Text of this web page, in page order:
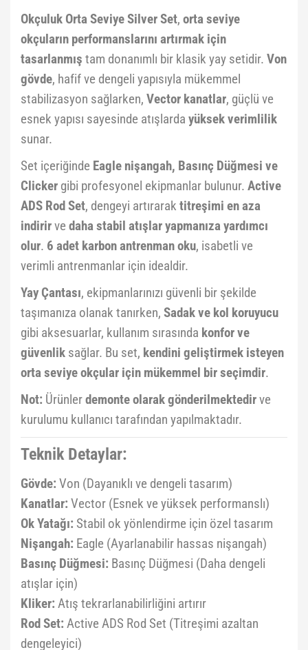
Okçuluk Orta Seviye Silver Set, orta seviye
okçuların performanslarını artırmak için
tasarlanmış tam donanımlı bir klasik yay setidir. Von
gövde, hafif ve dengeli yapısıyla mükemmel
stabilizasyon sağlarken, Vector kanatlar, güçlü ve
esnek yapısı sayesinde atışlarda yüksek verimlilik
sunar.
Set içeriğinde Eagle nişangah, Basınç Düğmesi ve
Clicker gibi profesyonel ekipmanlar bulunur. Active
ADS Rod Set, dengeyi artırarak titreşimi en aza
indirirve daha stabil atışlar yapmanıza yardımcı
olur. 6 adet karbon antrenman oku, isabetli ve
verimli antrenmanlar için idealdir.
Yay Çantası, ekipmanlarınızı güvenli bir şekilde
taşımanıza olanak tanırken, Sadak ve kol koruyucu
gibi aksesuarlar, kullanım sırasında konfor ve
güvenlik sağlar. Bu set, kendini geliştirmek isteyen
orta seviye okçular için mükemmel bir seçimdir.
Not: Ürünlerdemonte olarak gönderilmektedirve
kurulumu kullanıcı tarafından yapılmaktadır.
Teknik Detaylar:
Gövde: Von (Dayanıklı ve dengeli tasarım)
Kanatlar: Vector (Esnek ve yüksek performanslı)
Ok Yatağı: Stabil ok yönlendirme için özel tasarım
Nişangah: Eagle (Ayarlanabilir hassas nişangah)
Basınç Düğmesi: Basınç Düğmesi (Daha dengeli
atışlar için)
Kliker: Atış tekrarlanabilirliğini artırır
Rod Set: Active ADS Rod Set (Titreşimi azaltan
dengeleyici)